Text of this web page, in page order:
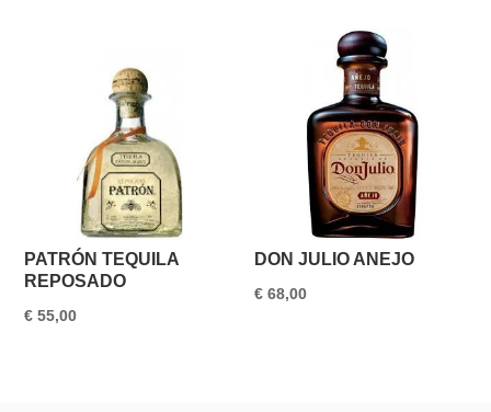
PATRÓN TEQUILA
REPOSADO
€ 55,00
DON JULIO ANEJO
€ 68,00